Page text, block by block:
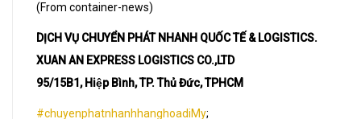
(From container-news)
DỊCH VỤ CHUYỂN PHÁT NHANH QUỐC TẾ & LOGISTICS.
XUAN AN EXPRESS LOGISTICS CO.,LTD
95/15B1, Hiệp Bình, TP. Thủ Đức, TPHCM
#chuyenphatnhanhhanghoadiMy;